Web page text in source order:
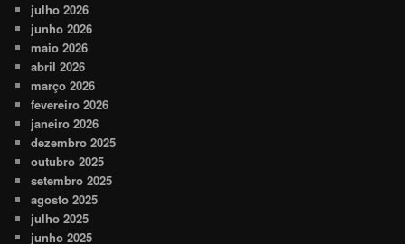
julho 2026
junho 2026
maio 2026
abril 2026
março 2026
fevereiro 2026
janeiro 2026
dezembro 2025
outubro 2025
setembro 2025
agosto 2025
julho 2025
junho 2025